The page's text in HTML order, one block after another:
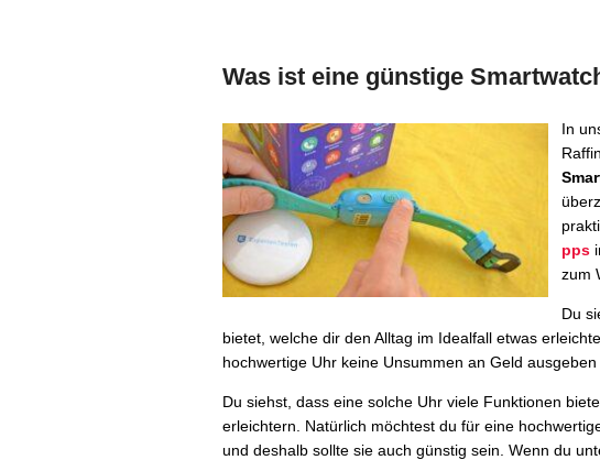
Was ist eine günstige
In
pps
zum
Du
bietet, welche dir den Alltag im Idealfall etwas
hochwertige Uhr keine Unsummen an Geld
Du siehst, dass eine solche Uhr viele Funktionen
erleichtern. Natürlich möchtest du für eine
und deshalb sollte sie auch günstig sein. Wenn du